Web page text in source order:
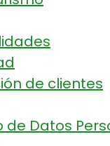
de clientes
Datos